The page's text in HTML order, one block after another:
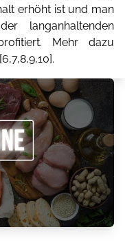
erhöht ist und man
langanhaltenden
Mehr dazu
6,7,8,9,10].